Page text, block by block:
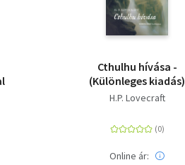
Cthulhu hívása -
(Különleges kiadás)
H.P. Lovecraft
Online ár: